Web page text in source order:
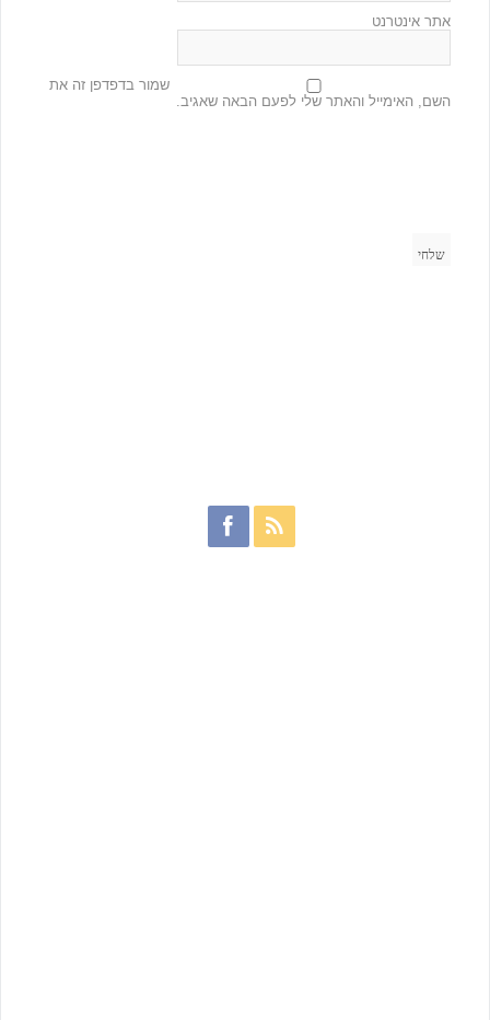
אתר אינטרנט
שמור בדפדפן זה את
השם, האימייל והאתר שלי לפעם הבאה שאגיב.